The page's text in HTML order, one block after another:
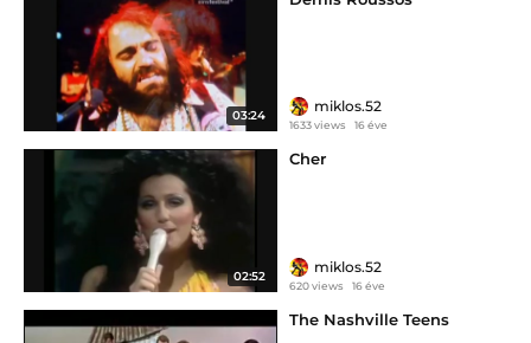
03:24
miklos.52
1633 views 16 éve
02:52
Cher
miklos.52
620 views 16 éve
The Nashville Teens